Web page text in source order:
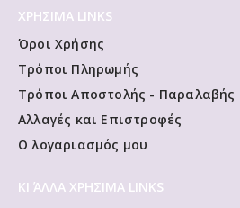
ΧΡΗΣΙΜΑ LINKS
Όροι Χρήσης
Τρόποι Πληρωμής
Τρόποι Αποστολής - Παραλαβής
Αλλαγές και Επιστροφές
Ο λογαριασμός μου
ΚΙ ΆΛΛΑ ΧΡΗΣΙΜΑ LINKS